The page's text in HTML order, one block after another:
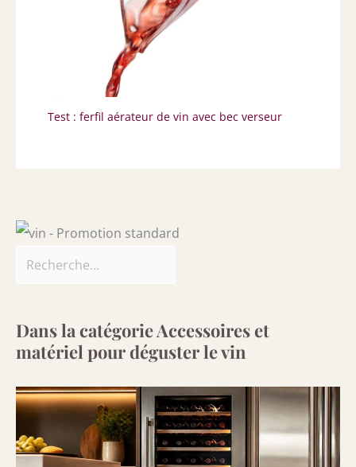
Test : ferfil aérateur de vin avec bec verseur
Dans la catégorie Accessoires et
matériel pour déguster le vin